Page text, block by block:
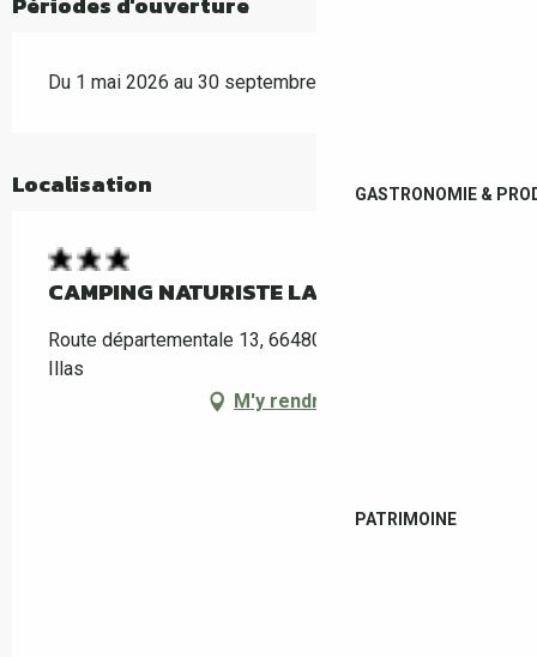
GASTRONOMIE &
PATRIMOINE
Du 1 mai 2026 au 30 septembre 2026
Localisation
CAMPING NATURISTE LA CLAPÈRE
Route départementale 13, 66480 Maureillas-las-
Illas
M'y rendre